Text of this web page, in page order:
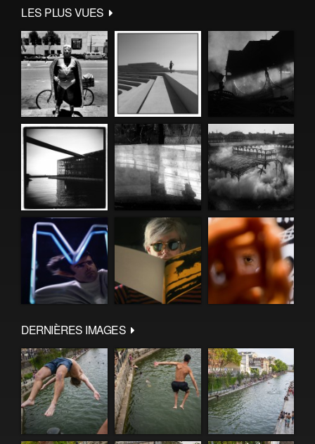
LES PLUS VUES
DERNIÈRES IMAGES